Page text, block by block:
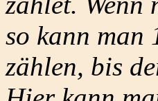
so kann man
zählen, bis